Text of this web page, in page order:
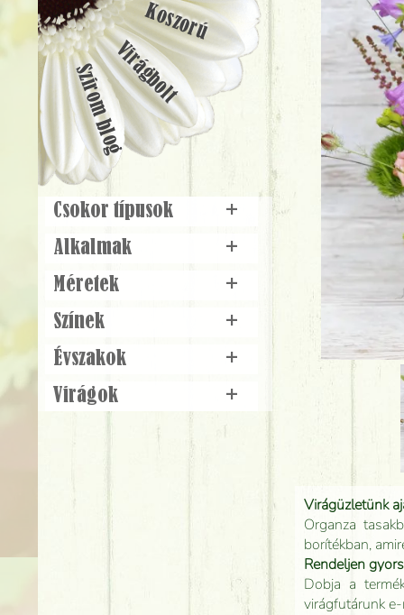
Virágüzletünk
Organza
borítékban,
Rendeljen
Dobja a
virágfutárunk
Koszorú
Virágbolt
Szirom blog
Csokor típusok
+
Alkalmak
+
Méretek
+
Színek
+
Évszakok
+
Virágok
+